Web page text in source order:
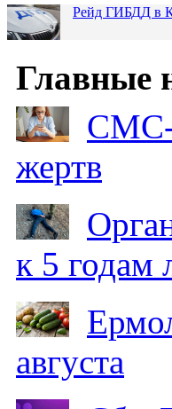
Рейд ГИБДД в
Главные
СМС-
жертв
к 5 годам
августа